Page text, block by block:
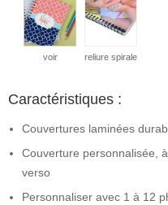
voir reliure spirale
Caractéristiques :
Couvertures laminées
Couverture personnalisée,
verso
Personnaliser avec 1 à 12